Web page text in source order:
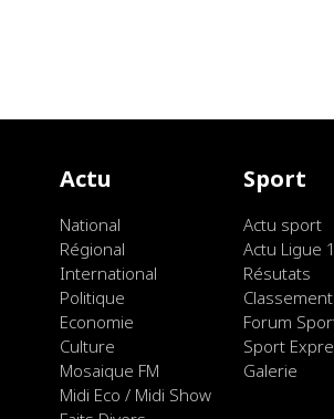
Actu
National
Régional
International
Politique
Economie
Culture
Mosaique FM
Midi Eco / Midi Show
Sport
Actu sport
Actu Ligue
Résutats
Classement
Forum
Sport
Galerie